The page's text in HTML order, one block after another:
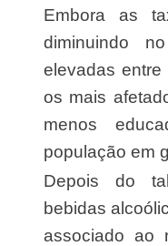
Embora as
diminuindo
elevadas
os mais
menos
população em
Depois do tabagismo, o consumo de
bebidas
associado ao